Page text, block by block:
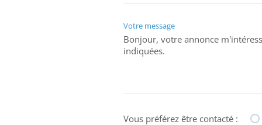
Votre message
Vous préférez être contacté :